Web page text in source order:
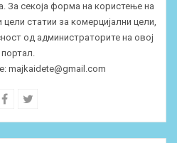
За секоја форма на користење на
статии за комерцијални цели,
од администраторите на овој
портал.
majkaidete@gmail.com